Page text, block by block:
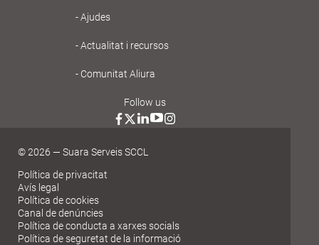
Gran
Ajudes
Actualitat i recursos
Comunitat Aliura
Follow us
© 2026 — Suara Serveis SCCL
Política de privacitat
Avís legal
Política de cookies
Canal de denúncies
Política de conducta a xarxes socials
Política de seguretat de la informació